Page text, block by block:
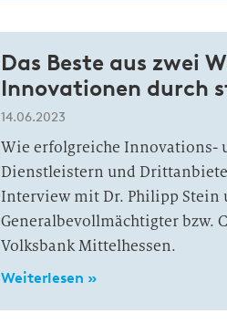
Das Beste aus zwei
Innovationen durch
14.06.2023
Wie erfolgreiche Innovations-
Dienstleistern und
Interview mit Dr. Philipp Stein
Generalbevollmächtigter bzw.
Volksbank Mittelhessen.
Weiterlesen »